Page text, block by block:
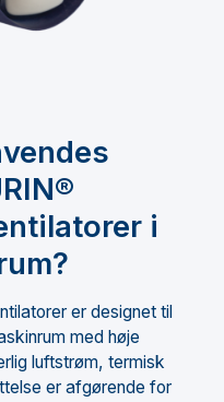
i
er designet til
med høje
luftstrøm, termisk
er afgørende for